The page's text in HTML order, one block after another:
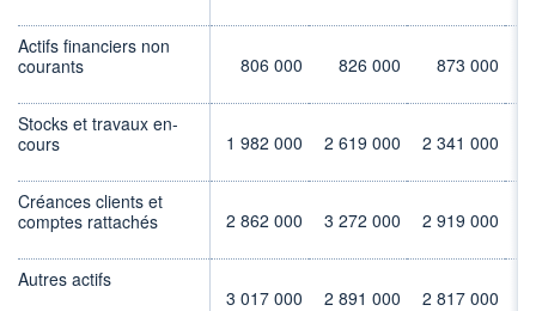
Actifs financiers non
courants
806 000 826 000 873 000
Stocks et travaux en-
cours
1 982 000 2 619 000 2 341 000
Créances clients et
comptes rattachés
2 862 000 3 272 000 2 919 000
Autres actifs
3 017 000
2 891 000 2 817 000